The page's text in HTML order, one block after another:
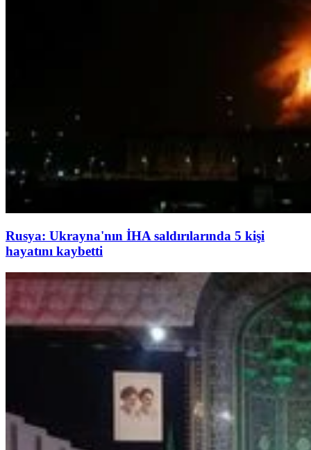
Rusya: Ukrayna'nın İHA saldırılarında 5 kişi
hayatını kaybetti